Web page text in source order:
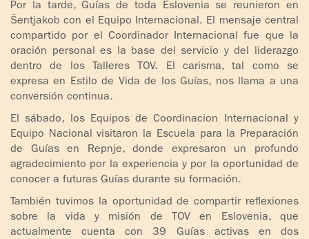
Por la tarde, Guías de toda Eslovenia se reunieron en
Šentjakob con el Equipo Internacional. El mensaje central
compartido por el Coordinador Internacional fue que la
oración personal es la base del servicio y del liderazgo
dentro de los Talleres TOV. El carisma, tal como se
expresa en Estilo de Vida de los Guías, nos llama a una
conversión continua.
El sábado, los Equipos de Coordinacion Internacional y
Equipo Nacional visitaron la Escuela para la Preparación
de Guías en Repnje, donde expresaron un profundo
agradecimiento por la experiencia y por la oportunidad de
conocer a futuras Guías durante su formación.
También tuvimos la oportunidad de compartir reflexiones
sobre la vida y misión de TOV en Eslovenia, que
actualmente cuenta con 39 Guías activas en dos